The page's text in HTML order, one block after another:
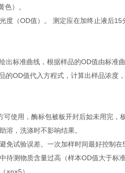
）。
（OD值）。 测定应在加终止液后15
出标准曲线，根据样品的OD值由标准
OD值代入方程式，计算出样品浓度
使用，酶标包被板开封后如未用完，
溶，洗涤时不影响结果。
试验误差。一次加样时间最好控制在
待测物质含量过高（样本OD值大于标